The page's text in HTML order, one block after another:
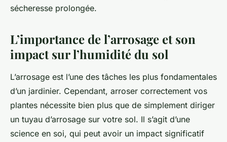
sécheresse prolongée.
L’importance de l’arrosage et son
impact sur l’humidité du sol
L’arrosage est l’une des tâches les plus fondamentales
d’un jardinier. Cependant, arroser correctement vos
plantes nécessite bien plus que de simplement diriger
un tuyau d’arrosage sur votre sol. Il s’agit d’une
science en soi, qui peut avoir un impact significatif